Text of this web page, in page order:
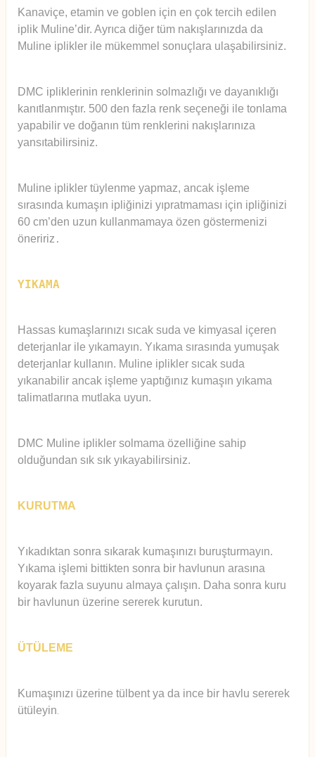
Kanaviçe, etamin ve goblen için en çok tercih edilen
iplik Muline’dir. Ayrıca diğer tüm nakışlarınızda da
Muline iplikler ile mükemmel sonuçlara ulaşabilirsiniz.
DMC ipliklerinin renklerinin solmazlığı ve dayanıklığı
kanıtlanmıştır. 500 den fazla renk seçeneği ile tonlama
yapabilir ve doğanın tüm renklerini nakışlarınıza
yansıtabilirsiniz.
Muline iplikler tüylenme yapmaz, ancak işleme
sırasında kumaşın ipliğinizi yıpratmaması için ipliğinizi
60 cm’den uzun kullanmamaya özen göstermenizi
öneririz .
YIKAMA
Hassas kumaşlarınızı sıcak suda ve kimyasal içeren
deterjanlar ile yıkamayın. Yıkama sırasında yumuşak
deterjanlar kullanın. Muline iplikler sıcak suda
yıkanabilir ancak işleme yaptığınız kumaşın yıkama
talimatlarına mutlaka uyun.
DMC Muline iplikler solmama özelliğine sahip
olduğundan sık sık yıkayabilirsiniz.
KURUTMA
Yıkadıktan sonra sıkarak kumaşınızı buruşturmayın.
Yıkama işlemi bittikten sonra bir havlunun arasına
koyarak fazla suyunu almaya çalışın. Daha sonra kuru
bir havlunun üzerine sererek kurutun.
ÜTÜLEME
Kumaşınızı üzerine tülbent ya da ince bir havlu sererek
ütüleyin.